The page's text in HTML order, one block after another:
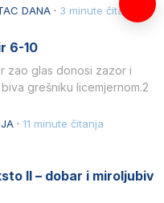
ljubavlju prema
DANA · 3 minute čitanja
6-10
zao glas donosi zazor i
grešniku licemjernom.2
· 11 minute čitanja
II – dobar i miroljubiv